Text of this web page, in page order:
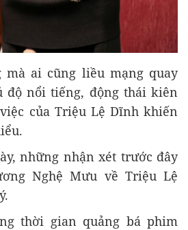
mà ai cũng liều mạng quay
độ nổi tiếng, động thái kiên
của Triệu Lệ Dĩnh khiến
những nhận xét trước đây
Nghệ Mưu về Triệu Lệ
thời gian quảng bá phim